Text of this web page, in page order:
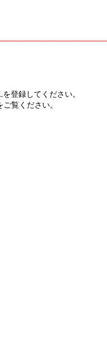
登録してください。
覧ください。